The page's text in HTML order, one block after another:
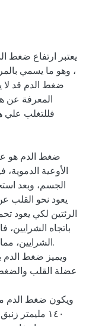
يعتبر ارتفاع ضغط
، وهو ما يسمي
ضغط الدم قد لا
المعرفة عن
فللتغلب
ضغط الدم هو
الأوعية
الجسم، وبعد
يعود نحو القلب
الرئتين لكي يعود
باتجاه
الشرايين،
ويميز ضغط الدم
عضلة القلب
ويكون ضغط الدم